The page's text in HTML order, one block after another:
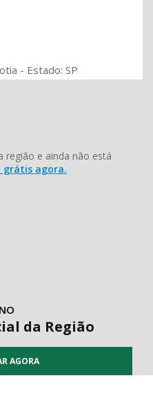
- Estado: SP
região e ainda não está
grátis agora.
da Região
AGORA